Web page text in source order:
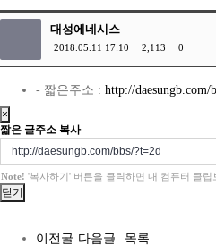
대성에네시스
2018.05.11 17:10 2,113 0
- 짧은주소 : http://daesungb.com/
×
짧은 글주소 복사
Note! '복사하기' 버튼을 클릭하면 내 컴퓨터 클립
닫기
이전글 다음글 목록